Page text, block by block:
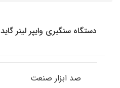
دستگاه سنگبری وایپر لینر گاید 200سانتیمتر
صد ابزار صنعت